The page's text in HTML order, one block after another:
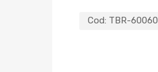
Cod: TBR-60060